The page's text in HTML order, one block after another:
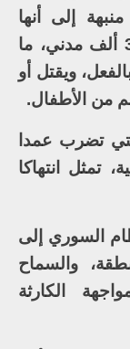
إلى أنها
تسببت في تشريد ما لا يقل عن 330 ألف مدني، ما
ويقتل أو
من الأطفال.
تضرب عمدا
تمثل انتهاكا
السوري إلى
والسماح
الكارثة